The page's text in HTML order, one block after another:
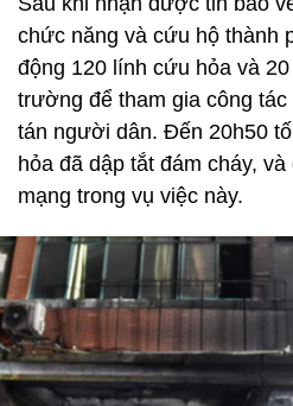
chức năng và cứu hộ thành
động 120 lính cứu hỏa và
trường để tham gia công
tán người dân. Đến 20h50
hỏa đã dập tắt đám cháy,
mạng trong vụ việc này.